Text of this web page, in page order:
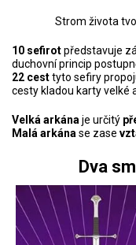
Strom života
10 sefirotpředstavuje
duchovní princip
22 cesttyto sefiry
cesty kladou karty velké
Velká arkána je určitý
Malá arkána se zase
Dva